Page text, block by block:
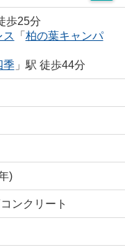
歩25分
ス 「 柏の葉キャンパ
季」駅 徒歩44分
)
ンクリート